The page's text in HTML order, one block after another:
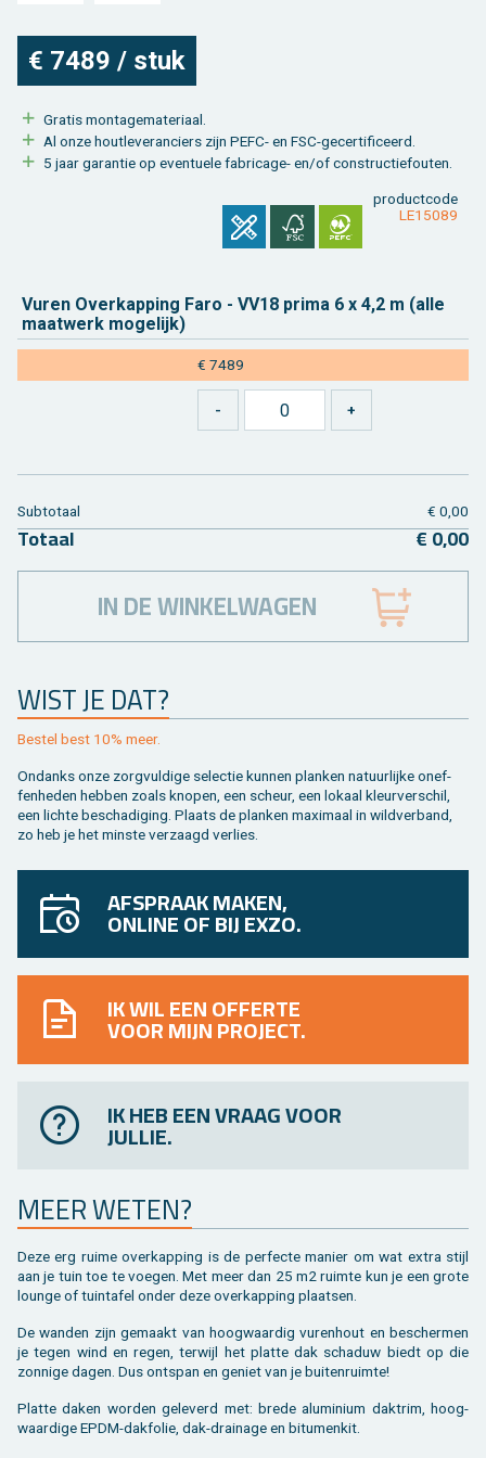
€ 7489 / stuk
Gra­tis mon­ta­ge­ma­te­ri­aal.
Al onze hout­le­ve­ran­ciers zijn PEFC- en FSC-ge­cer­ti­fi­ceerd.
5 jaar ga­ran­tie op even­tu­e­le fa­bri­ca­ge- en/of con­struc­tie­fou­ten.
product­code
LE15089
Vuren Over­kap­ping Faro - VV18 prima 6 x 4,2 m (alle
maat­werk mo­ge­lijk)
€ 7489
WIST JE DAT?
Be­stel best 10% meer.
On­danks onze zorg­vul­di­ge se­lec­tie kun­nen plan­ken na­tuur­lij­ke on­ef­
fen­he­den heb­ben zoals kno­pen, een scheur, een lo­kaal kleur­ver­schil,
een lich­te be­scha­di­ging. Plaats de plan­ken maxi­maal in wild­ver­band,
zo heb je het min­ste ver­zaagd ver­lies.
Sub­to­taal € 0,00
To­taal € 0,00
IN DE WINKELWAGEN
AFSPRAAK MAKEN,
ONLINE OF BIJ EXZO.
IK WIL EEN OFFERTE
VOOR MIJN PROJECT.
IK HEB EEN VRAAG VOOR
JULLIE.
MEER WETEN?
Deze erg ruime over­kap­ping is de per­fec­te ma­nier om wat extra stijl
aan je tuin toe te voe­gen. Met meer dan 25 m2 ruim­te kun je een grote
loun­ge of tuin­ta­fel onder deze over­kap­ping plaat­sen.
De wan­den zijn ge­maakt van hoog­waar­dig vu­ren­hout en be­scher­men
je tegen wind en regen, ter­wijl het plat­te dak scha­duw biedt op die
zon­ni­ge dagen. Dus ont­span en ge­niet van je bui­ten­ruim­te!
Plat­te daken wor­den ge­le­verd met: brede alu­mi­ni­um dak­trim, hoog­
waar­di­ge EPDM-dak­fo­lie, dak-drai­na­ge en bi­tu­men­kit.